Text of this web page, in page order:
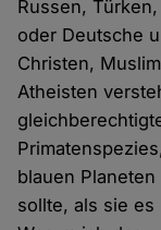
Russen,
oder Deutsche
Christen,
Atheisten
blauen
sollte, als sie es